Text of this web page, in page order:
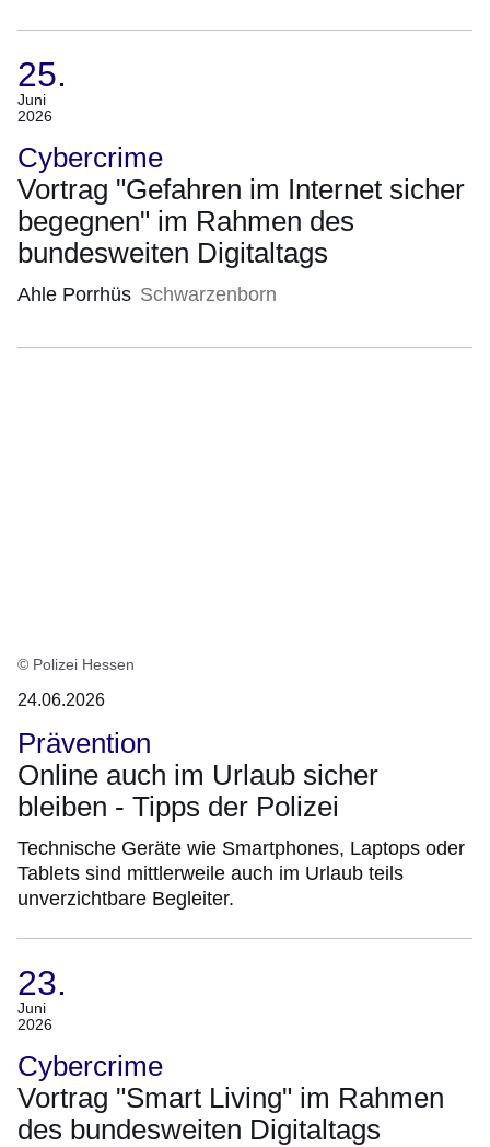
25.
Juni
2026
(Termin:
25.
Juni
2026)
Cybercrime
Vortrag "Gefahren im Internet sicher
begegnen" im Rahmen des
bundesweiten Digitaltags
Ahle Porrhüs Schwarzenborn
© Polizei Hessen
24.06.2026
Prävention
Online auch im Urlaub sicher
bleiben - Tipps der Polizei
Technische Geräte wie Smartphones, Laptops oder
Tablets sind mittlerweile auch im Urlaub teils
unverzichtbare Begleiter.
23.
Juni
2026
(Termin:
23.
Juni
2026)
Cybercrime
Vortrag "Smart Living" im Rahmen
des bundesweiten Digitaltags